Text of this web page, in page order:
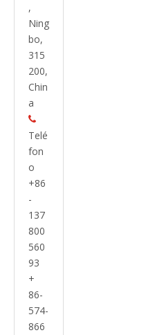
,
Ning
bo,
315
200,
Chin
a

Telé
fon
o
+86
-
137
800
560
93
+
86-
574-
866